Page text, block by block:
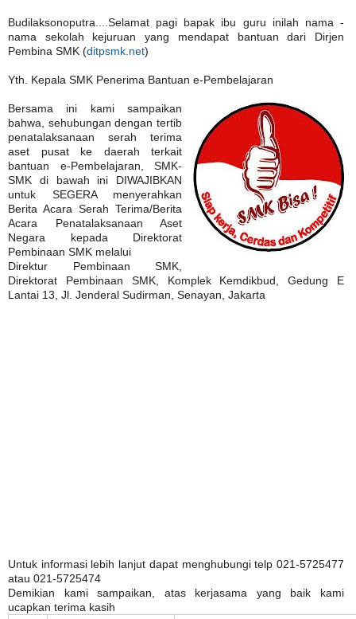
Budilaksonoputra....Selamat pagi bapak ibu guru inilah nama -
nama sekolah kejuruan yang mendapat bantuan dari Dirjen
Pembina SMK (ditpsmk.net)
Yth. Kepala SMK Penerima Bantuan e-Pembelajaran
Bersama ini kami sampaikan
bahwa, sehubungan dengan tertib
penatalaksanaan serah terima
aset pusat ke daerah terkait
bantuan e-Pembelajaran, SMK-
SMK di bawah ini DIWAJIBKAN
untuk SEGERA menyerahkan
Berita Acara Serah Terima/Berita
Acara Penatalaksanaan Aset
Negara kepada Direktorat
Pembinaan SMK melalui
Direktur Pembinaan SMK,
Direktorat Pembinaan SMK, Komplek Kemdikbud, Gedung E
Lantai 13, Jl. Jenderal Sudirman, Senayan, Jakarta
Untuk informasi lebih lanjut dapat menghubungi telp 021-5725477
atau 021-5725474
Demikian kami sampaikan, atas kerjasama yang baik kami
ucapkan terima kasih